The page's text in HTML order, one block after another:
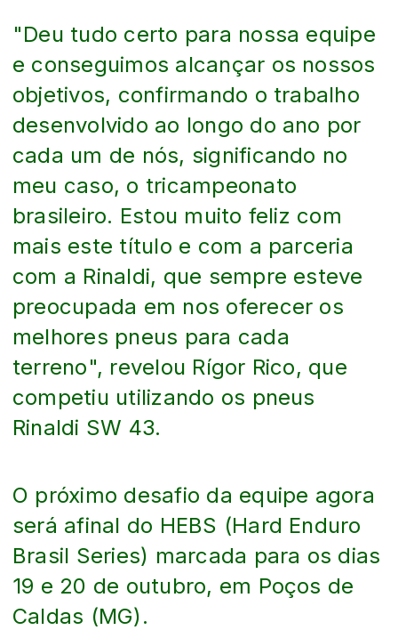
"Deu tudo certo para nossa equipe
e conseguimos alcançar os nossos
objetivos, confirmando o trabalho
desenvolvido ao longo do ano por
cada um de nós, significando no
meu caso, o tricampeonato
brasileiro. Estou muito feliz com
mais este título e com a parceria
com a Rinaldi, que sempre esteve
preocupada em nos oferecer os
melhores pneus para cada
terreno", revelou Rígor Rico, que
competiu utilizando os pneus
Rinaldi SW 43.
O próximo desafio da equipe agora
será afinal do HEBS (Hard Enduro
Brasil Series) marcada para os dias
19 e 20 de outubro, em Poços de
Caldas (MG).